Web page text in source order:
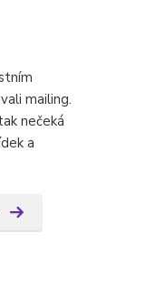
mailing.
nečeká
a